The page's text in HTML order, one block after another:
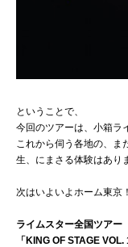
ということで、
今回のツアーは、小箱ラ
これから伺う各地の、ま
生、にまさる体験はあり
次はいよいよホーム東京！
ライムスター全国ツアー
「KING OF STAGE